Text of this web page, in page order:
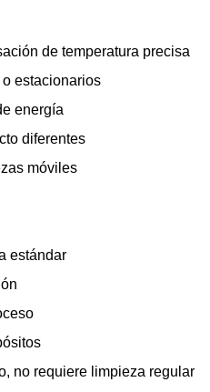
de temperatura precisa
estacionarios
energía
diferentes
móviles
estándar
no requiere limpieza regular